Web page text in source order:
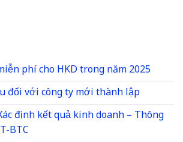
phí cho HKD trong năm 2025
đối với công ty mới thành lập
định kết quả kinh doanh – Thông
BTC